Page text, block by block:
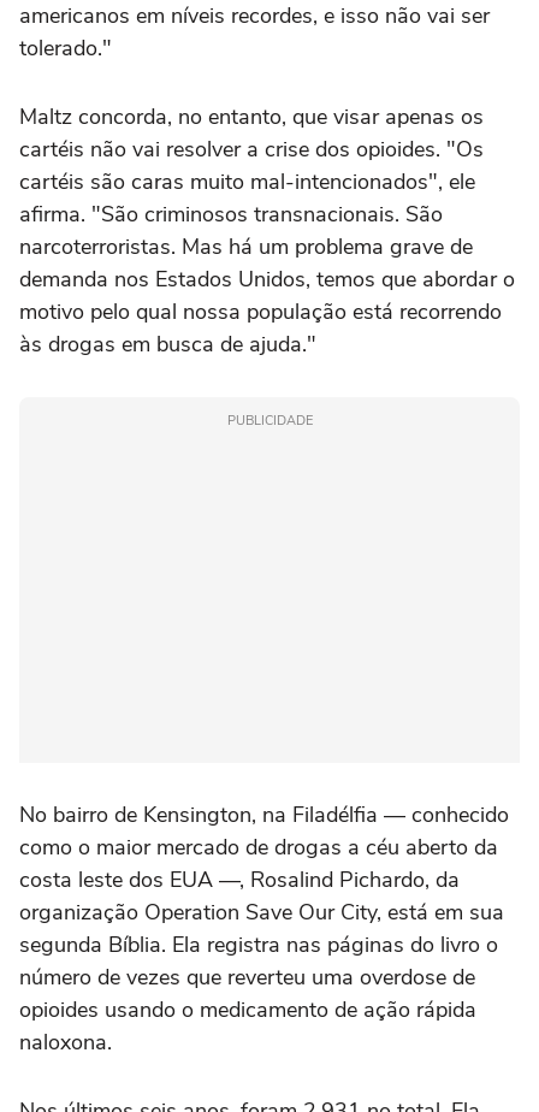
americanos em níveis recordes, e isso não vai ser
tolerado."
Maltz concorda, no entanto, que visar apenas os
cartéis não vai resolver a crise dos opioides. "Os
cartéis são caras muito mal-intencionados", ele
afirma. "São criminosos transnacionais. São
narcoterroristas. Mas há um problema grave de
demanda nos Estados Unidos, temos que abordar o
motivo pelo qual nossa população está recorrendo
às drogas em busca de ajuda."
PUBLICIDADE
No bairro de Kensington, na Filadélfia — conhecido
como o maior mercado de drogas a céu aberto da
costa leste dos EUA —, Rosalind Pichardo, da
organização Operation Save Our City, está em sua
segunda Bíblia. Ela registra nas páginas do livro o
número de vezes que reverteu uma overdose de
opioides usando o medicamento de ação rápida
naloxona.